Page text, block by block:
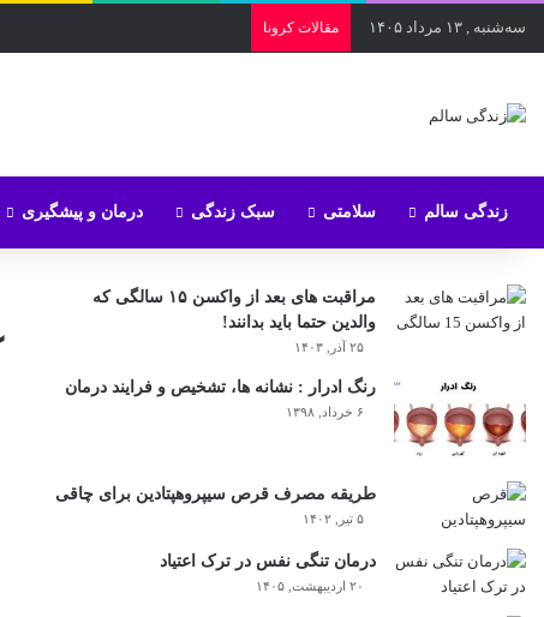
سه‌شنبه , ۱۳ مرداد ۱۴۰۵ مقالات کرونا
زندگی سالم سلامتی سبک زندگی درمان و پیشگیری
مراقبت های بعد از واکسن ۱۵ سالگی که
والدین حتما باید بدانند!
۲۵ آذر, ۱۴۰۳
رنگ ادرار : نشانه ها، تشخیص و فرایند درمان
۶ خرداد, ۱۳۹۸
طریقه مصرف قرص سیپروهپتادین برای چاقی
۵ تیر, ۱۴۰۲
درمان تنگی نفس در ترک اعتیاد
۲۰ اردیبهشت, ۱۴۰۵